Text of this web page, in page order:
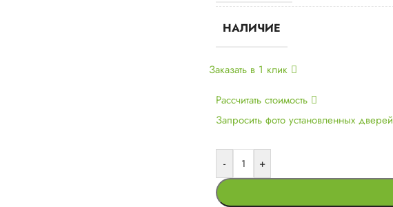
НАЛИЧИЕ
Заказать в 1 клик
Рассчитать стоимость
Запросить фото установленных дверей
- +